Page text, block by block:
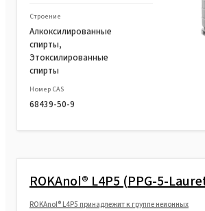
Строение
Алкоксилированные
спирты,
Этоксилированные
спирты
Номер CAS
68439-50-9
ROKAnol® L4P5 (PPG-5-
ROKAnol® L4P5 принадлежит к группе неионных